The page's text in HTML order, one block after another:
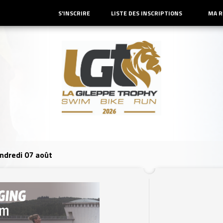
S'INSCRIRE LISTE DES INSCRIPTIONS MA
07 août